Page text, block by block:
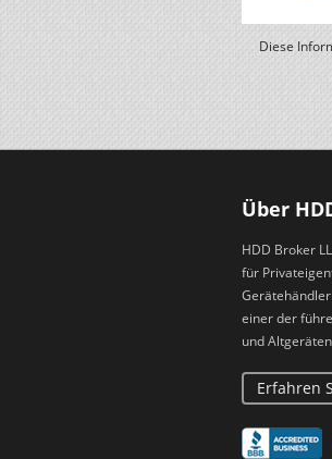
Diese
Über
HDD Broker
für
einer der
und
Erfahren